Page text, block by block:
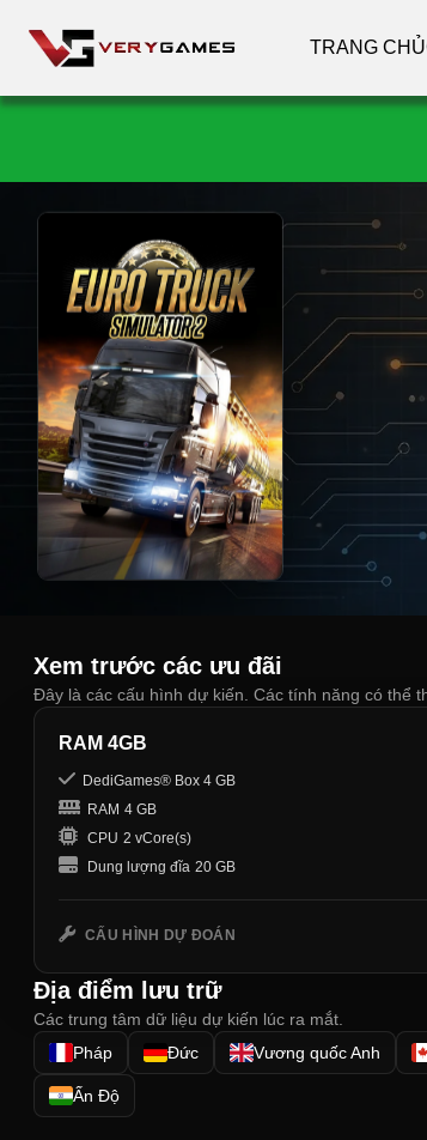
TRANG CHỦ
Xem trước các ưu đãi
Đây là các cấu hình dự kiến. Các tính năng có thể
RAM 4GB
DediGames® Box 4 GB
RAM 4 GB
CPU 2 vCore(s)
Dung lượng đĩa 20 GB
CẤU HÌNH DỰ ĐOÁN
Địa điểm lưu trữ
Các trung tâm dữ liệu dự kiến ​​lúc ra mắt.
Pháp
Đức Vương quốc Anh
Ấn Độ